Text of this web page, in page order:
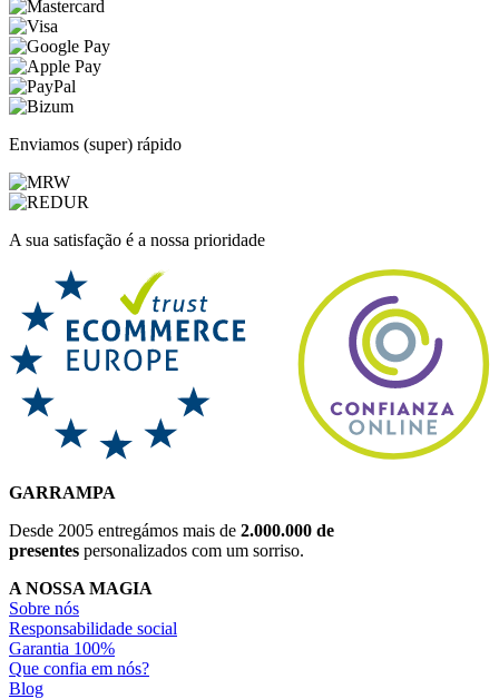
Enviamos (super) rápido
A sua satisfação é a nossa prioridade
GARRAMPA
Desde 2005 entregámos mais de 2.000.000 de
presentes personalizados com um sorriso.
A NOSSA MAGIA
Sobre nós
Responsabilidade social
Garantia 100%
Que confia em nós?
Blog